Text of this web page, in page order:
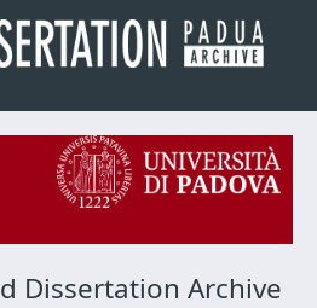
Dissertation Archive